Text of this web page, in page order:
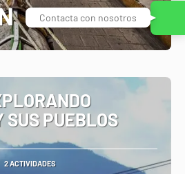
SUS PUEBLOS
2 ACTIVIDADES
Contacta con nosotros